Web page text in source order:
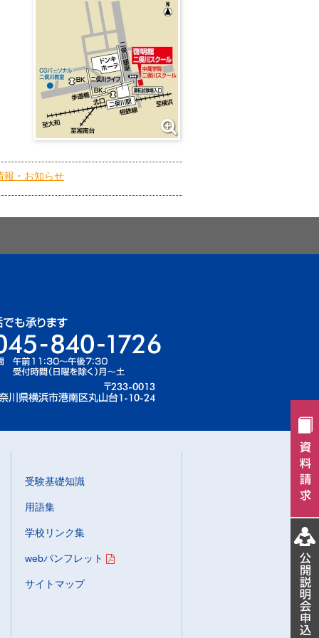
報・お知らせ
受験基礎知識
用語集
学校リンク集
webパンフレット
サイトマップ